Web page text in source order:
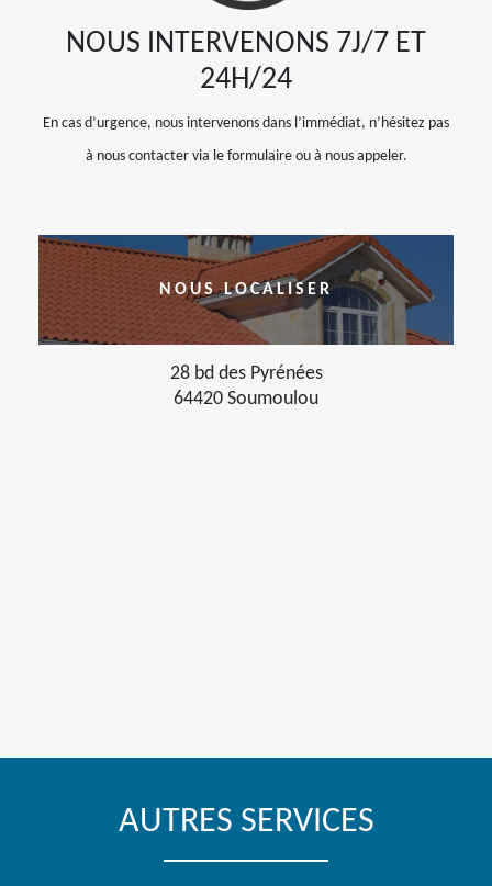
NOUS INTERVENONS 7J/7 ET
24H/24
En cas d’urgence, nous intervenons dans l’immédiat, n’hésitez pas
à nous contacter via le formulaire ou à nous appeler.
NOUS LOCALISER
28 bd des Pyrénées
64420 Soumoulou
AUTRES SERVICES